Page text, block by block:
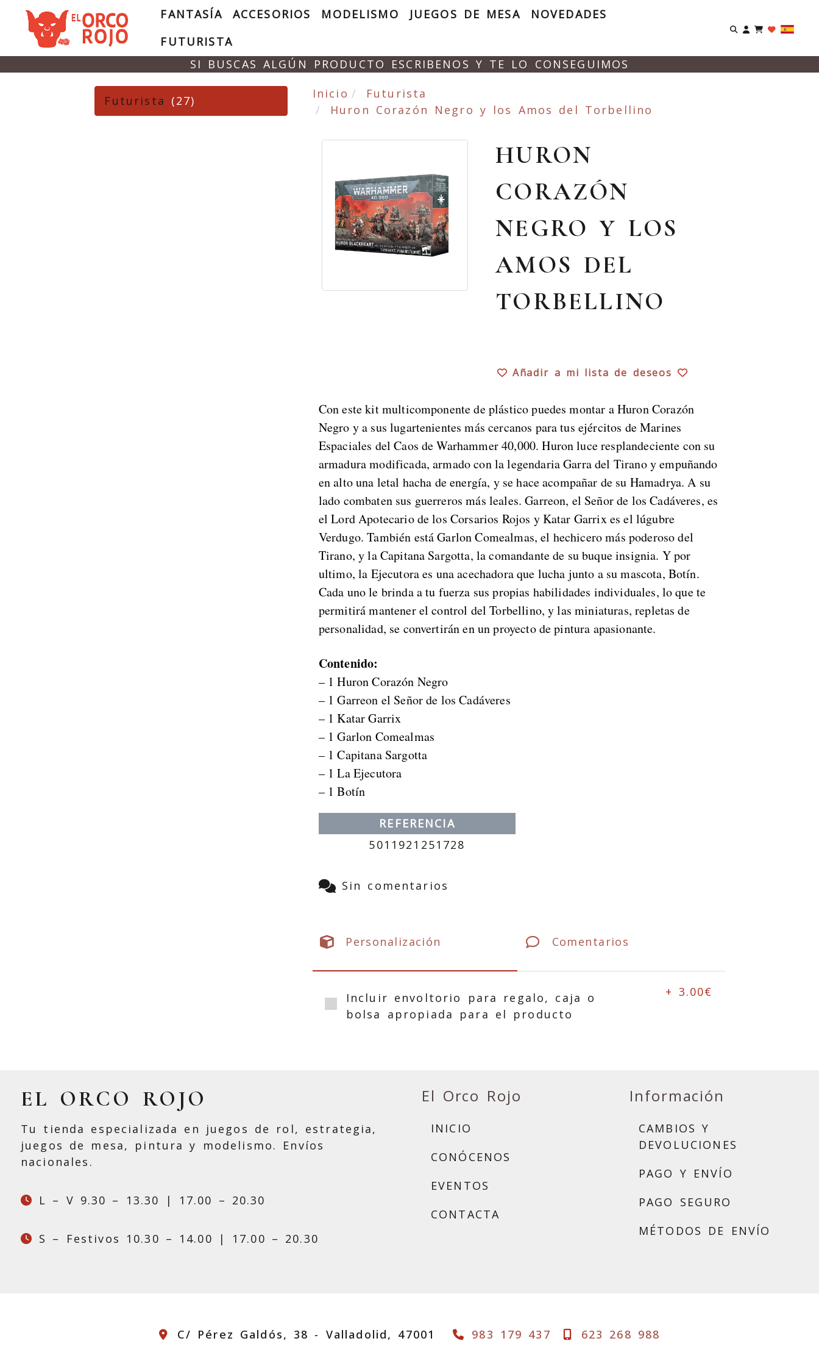
FANTASÍA ACCESORIOS MODELISMO JUEGOS DE MESA
NOVEDADES
FUTURISTA
SI BUSCAS ALGÚN PRODUCTO ESCRIBENOS Y TE LO CONSEGUIMOS
Futurista (27) Inicio
Futurista
Huron Corazón Negro y los Amos del Torbellino
HURON
CORAZÓN
NEGRO Y LOS
AMOS DEL
TORBELLINO
Añadir a mi lista de deseos
Con este kit multicomponente de plástico puedes montar a Huron Corazón
Negro y a sus lugartenientes más cercanos para tus ejércitos de Marines
Espaciales del Caos de Warhammer 40,000. Huron luce resplandeciente con su
armadura modificada, armado con la legendaria Garra del Tirano y empuñando
en alto una letal hacha de energía, y se hace acompañar de su Hamadrya. A su
lado combaten sus guerreros más leales. Garreon, el Señor de los Cadáveres, es
el Lord Apotecario de los Corsarios Rojos y Katar Garrix es el lúgubre
Verdugo. También está Garlon Comealmas, el hechicero más poderoso del
Tirano, y la Capitana Sargotta, la comandante de su buque insignia. Y por
ultimo, la Ejecutora es una acechadora que lucha junto a su mascota, Botín.
Cada uno le brinda a tu fuerza sus propias habilidades individuales, lo que te
permitirá mantener el control del Torbellino, y las miniaturas, repletas de
personalidad, se convertirán en un proyecto de pintura apasionante.
Contenido:
– 1 Huron Corazón Negro
– 1 Garreon el Señor de los Cadáveres
– 1 Katar Garrix
– 1 Garlon Comealmas
– 1 Capitana Sargotta
– 1 La Ejecutora
– 1 Botín
REFERENCIA
5011921251728
Sin comentarios
Personalización Comentarios
Incluir envoltorio para regalo, caja o
bolsa apropiada para el producto
+ 3.00€
EL ORCO ROJO
Tu tienda especializada en juegos de rol, estrategia,
juegos de mesa, pintura y modelismo. Envíos
nacionales.
L – V 9.30 – 13.30 | 17.00 – 20.30
S – Festivos 10.30 – 14.00 | 17.00 – 20.30
El Orco Rojo
INICIO
CONÓCENOS
EVENTOS
CONTACTA
Información
CAMBIOS Y
DEVOLUCIONES
PAGO Y ENVÍO
PAGO SEGURO
MÉTODOS DE ENVÍO
C/ Pérez Galdós, 38 - Valladolid, 47001 983 179 437 623 268 988